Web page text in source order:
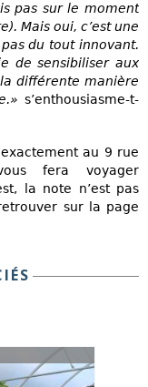
pas sur le moment
Mais oui, c’est une
du tout innovant.
de sensibiliser aux
différente manière
s’enthousiasme-t-
au 9 rue
fera voyager
la note n’est pas
sur la page